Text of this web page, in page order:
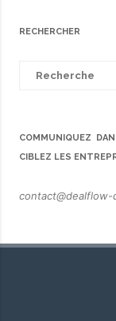
RECHERCHER
COMMUNIQUEZ
CIBLEZ LES
contact@dealflow-